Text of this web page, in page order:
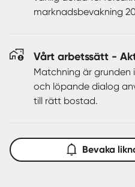
marknadsbevakning
Vårt arbetssätt -
Matchning är grunden
och löpande dialog
till rätt bostad.
Bevaka